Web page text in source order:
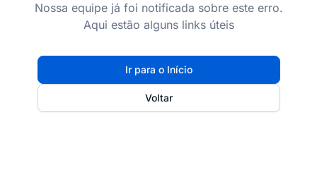
Nossa equipe já foi notificada sobre este erro.
Aqui estão alguns links úteis
Ir para o Início
Voltar